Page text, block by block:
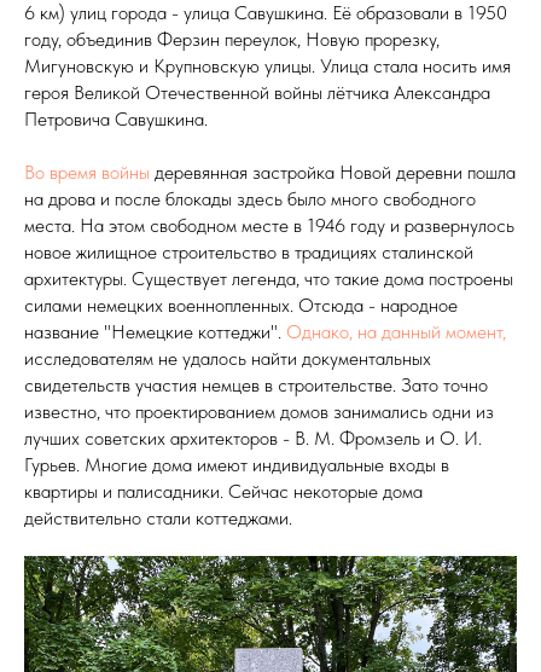
6 км) улиц города - улица Савушкина. Её образовали в 1950
году, объединив Ферзин переулок, Новую прорезку,
Мигуновскую и Крупновскую улицы. Улица стала носить имя
героя Великой Отечественной войны лётчика Александра
Петровича Савушкина.
Во время войны деревянная застройка Новой деревни пошла
на дрова и после блокады здесь было много свободного
места. На этом свободном месте в 1946 году и развернулось
новое жилищное строительство в традициях сталинской
архитектуры. Существует легенда, что такие дома построены
силами немецких военнопленных. Отсюда - народное
название "Немецкие коттеджи". Однако, на данный момент,
исследователям не удалось найти документальных
свидетельств участия немцев в строительстве. Зато точно
известно, что проектированием домов занимались одни из
лучших советских архитекторов - В. М. Фромзель и О. И.
Гурьев. Многие дома имеют индивидуальные входы в
квартиры и палисадники. Сейчас некоторые дома
действительно стали коттеджами.